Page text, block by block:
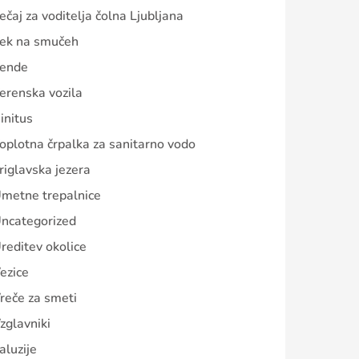
za voditelja čolna Ljubljana
na smučeh
vozila
črpalka za sanitarno vodo
jezera
trepalnice
okolice
za smeti